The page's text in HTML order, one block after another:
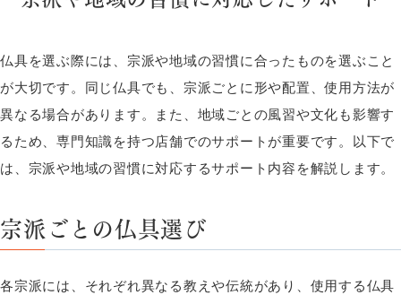
仏具を選ぶ際には、宗派や地域の習慣に合ったものを選ぶこと
が大切です。同じ仏具でも、宗派ごとに形や配置、使用方法が
異なる場合があります。また、地域ごとの風習や文化も影響す
るため、専門知識を持つ店舗でのサポートが重要です。以下で
は、宗派や地域の習慣に対応するサポート内容を解説します。
宗派ごとの仏具選び
各宗派には、それぞれ異なる教えや伝統があり、使用する仏具